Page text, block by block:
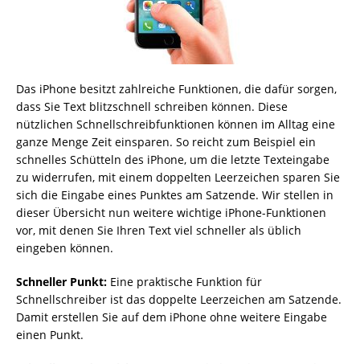
Das iPhone besitzt zahlreiche Funktionen, die dafür sorgen,
dass Sie Text blitzschnell schreiben können. Diese
nützlichen Schnellschreibfunktionen können im Alltag eine
ganze Menge Zeit einsparen. So reicht zum Beispiel ein
schnelles Schütteln des iPhone, um die letzte Texteingabe
zu widerrufen, mit einem doppelten Leerzeichen sparen Sie
sich die Eingabe eines Punktes am Satzende. Wir stellen in
dieser Übersicht nun weitere wichtige iPhone-Funktionen
vor, mit denen Sie Ihren Text viel schneller als üblich
eingeben können.
Schneller Punkt: Eine praktische Funktion für
Schnellschreiber ist das doppelte Leerzeichen am Satzende.
Damit erstellen Sie auf dem iPhone ohne weitere Eingabe
einen Punkt.